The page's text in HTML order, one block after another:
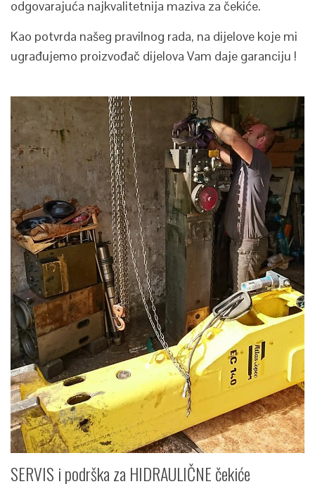
odgovarajuća najkvalitetnija maziva za čekiće.
Kao potvrda našeg pravilnog rada, na dijelove koje mi
ugrađujemo proizvođač dijelova Vam daje garanciju !
SERVIS i podrška za HIDRAULIČNE čekiće